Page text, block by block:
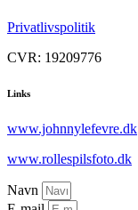
Privatlivspolitik
CVR: 19209776
Links
www.johnnylefevre.dk
www.rollespilsfoto.dk
Navn